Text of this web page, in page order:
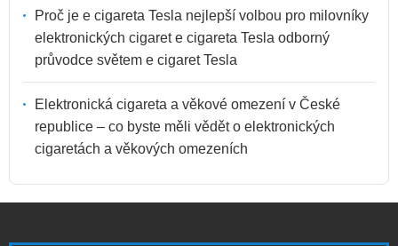
Proč je e cigareta Tesla nejlepší volbou pro milovníky
elektronických cigaret e cigareta Tesla odborný
průvodce světem e cigaret Tesla
Elektronická cigareta a věkové omezení v České
republice – co byste měli vědět o elektronických
cigaretách a věkových omezeních